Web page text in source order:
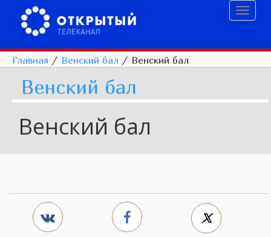
Главная / Венский бал / Венский бал
Венский бал
Венский бал